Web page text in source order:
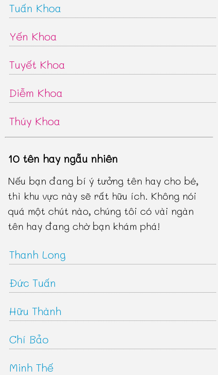
Tuấn Khoa
Yến Khoa
Tuyết Khoa
Diễm Khoa
Thúy Khoa
10 tên hay ngẫu nhiên
Nếu bạn đang bí ý tưởng tên hay cho bé,
thì khu vực này sẽ rất hữu ích. Không nói
quá một chút nào, chúng tôi có vài ngàn
tên hay đang chờ bạn khám phá!
Thanh Long
Đức Tuấn
Hữu Thành
Chí Bảo
Minh Thế